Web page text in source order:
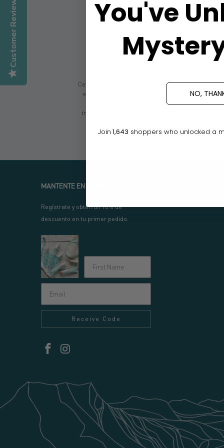
Certified B Corps meet the highest
verified standards of social and
environmental performance,
transparency and accountability.
MANTENTE EN EL BRILLO
Regístrate y obtén un 10% de
descuento en tu primer pedido.
Receive Code
Customer Reviews
You've
NO,
Join 1,643 shoppers who unlocked a